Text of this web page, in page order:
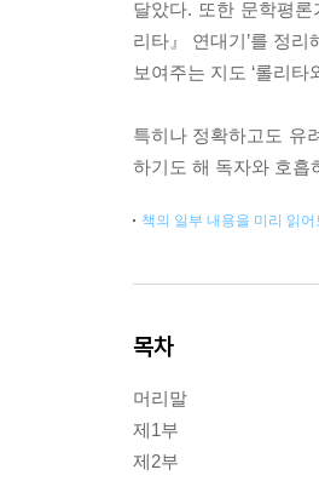
달았다. 또한 문학평
리타』 연대기’를 정
보여주는 지도 ‘롤리
특히나 정확하고도 유
하기도 해 독자와 호흡
책의 일부 내용을 미리 읽
목차
머리말
제1부
제2부